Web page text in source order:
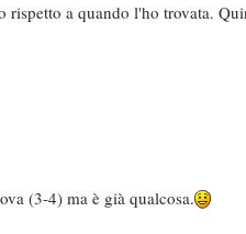
rispetto a quando l'ho trovata.
(3-4) ma è già qualcosa.